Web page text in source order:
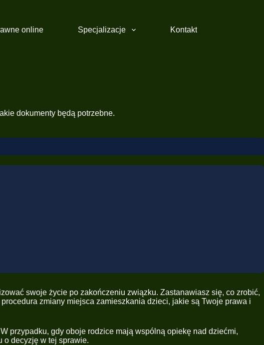
online Specjalizacje Kontakt
dokumenty będą potrzebne.
swoje życie po zakończeniu związku. Zastanawiasz się, co zrobić,
zmiany miejsca zamieszkania dzieci, jakie są Twoje prawa i
przypadku, gdy oboje rodzice mają wspólną opiekę nad dziećmi,
o decyzję w tej sprawie.